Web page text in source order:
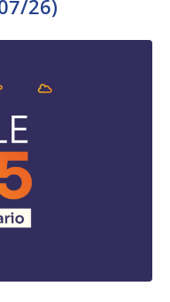
26)